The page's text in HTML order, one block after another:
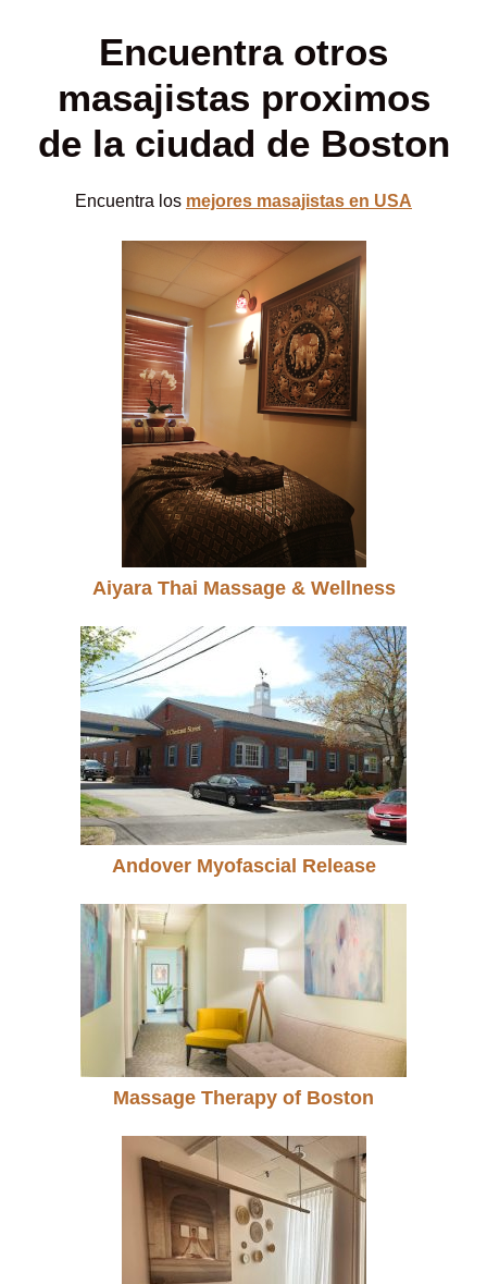
Encuentra otros
masajistas proximos
de la ciudad de Boston
Encuentra los mejores masajistas en USA
Aiyara Thai Massage & Wellness
Andover Myofascial Release
Massage Therapy of Boston